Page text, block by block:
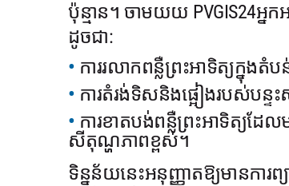
ប៉ុន្មាន។ ចាមយយ PVGIS24អ្ន
ដូចជា:
ការរលាកពន្លឺព្រះអាទិត្យក្នុងតំប
ការតំរង់ទិសនិងផ្អៀងរបស់បន្ទ
ការខាតបង់ពន្លឺព្រះអាទិត្យដ
សីតុណ្ហភាពខ្ពស់។
ទិន្នន័យនេះអនុញ្ញាតឱ្យមានកា